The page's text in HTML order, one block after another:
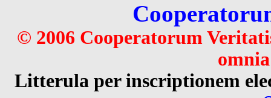
© 2006 Cooperatorum
Litterula per inscriptionem